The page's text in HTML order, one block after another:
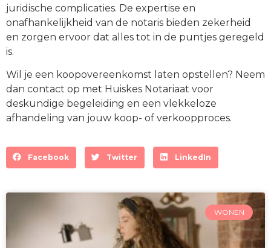
juridische complicaties. De expertise en
onafhankelijkheid van de notaris bieden zekerheid
en zorgen ervoor dat alles tot in de puntjes geregeld
is.
Wil je een koopovereenkomst laten opstellen? Neem
dan contact op met Huiskes Notariaat voor
deskundige begeleiding en een vlekkeloze
afhandeling van jouw koop- of verkoopproces.
Facebook Twitter LinkedIn
WONEN